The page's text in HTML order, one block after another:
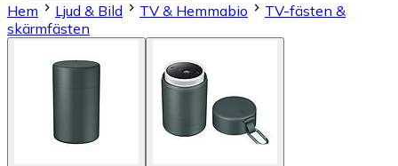
Hem
Ljud & Bild TV & Hemmabio
TV-fästen &
skärmfästen